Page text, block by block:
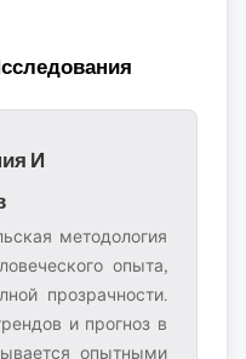
И
методология
опыта,
прозрачности.
и прогноз в
опытными